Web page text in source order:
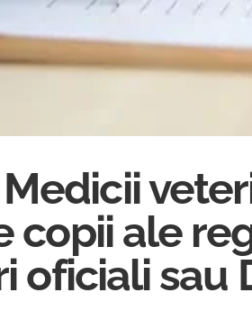
Medicii
copii ale
oficiali sau